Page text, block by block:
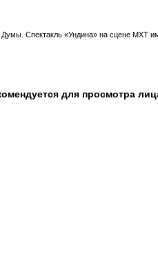
Спектакль «Ундина» на сцене МХТ
для просмотра